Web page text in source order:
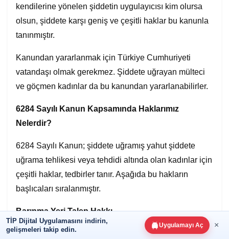
TİP Dijital Uygulamasını indirin,
gelişmeleri takip edin.
Uygulamayı Aç ×
kendilerine yönelen şiddetin uygulayıcısı kim olursa
olsun, şiddete karşı geniş ve çeşitli haklar bu kanunla
tanınmıştır.
Kanundan yararlanmak için Türkiye Cumhuriyeti
vatandaşı olmak gerekmez. Şiddete uğrayan mülteci
ve göçmen kadınlar da bu kanundan yararlanabilirler.
6284 Sayılı Kanun Kapsamında Haklarımız
Nelerdir?
6284 Sayılı Kanun; şiddete uğramış yahut şiddete
uğrama tehlikesi veya tehdidi altında olan kadınlar için
çeşitli haklar, tedbirler tanır. Aşağıda bu hakların
başlıcaları sıralanmıştır.
Barınma Yeri Talep Hakkı
Barınma yeri talep etme hakkı; şiddete uğrayan ve